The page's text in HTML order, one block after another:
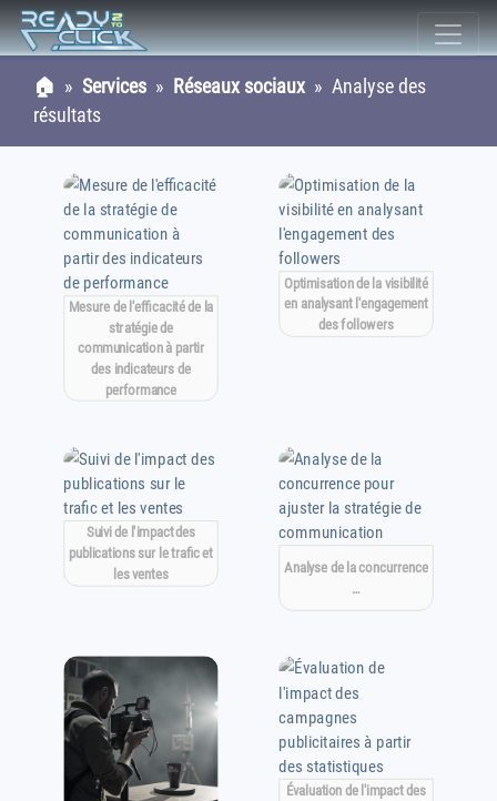
🏠 » Services » Réseaux sociaux » Analyse des
résultats
Mesure de l'efficacité de la
stratégie de
communication à partir
des indicateurs de
performance
Optimisation de la visibilité
en analysant l'engagement
des followers
Suivi de l'impact des
publications sur le trafic et
les ventes
Analyse de la concurrence
…
Évaluation de l'impact des